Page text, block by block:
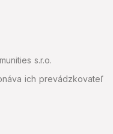
s.r.o.
ich prevádzkovateľ